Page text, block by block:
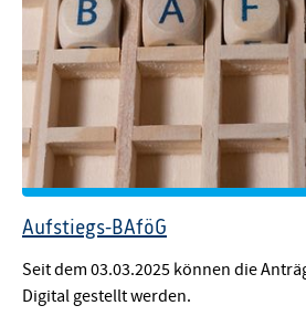
Aufstiegs-BAföG
Seit dem 03.03.2025 können die
Digital gestellt werden.